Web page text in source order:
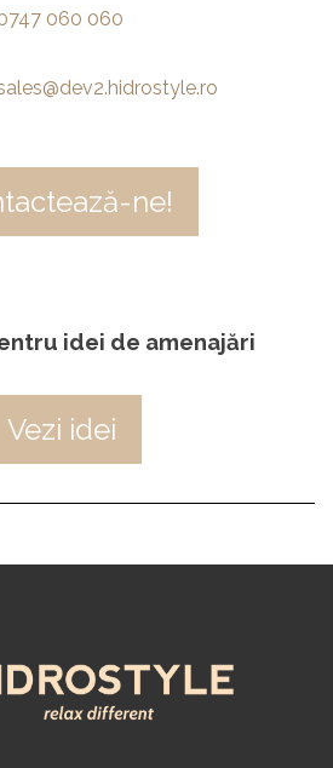
060 060
ne!
idei de amenajări
Vezi idei